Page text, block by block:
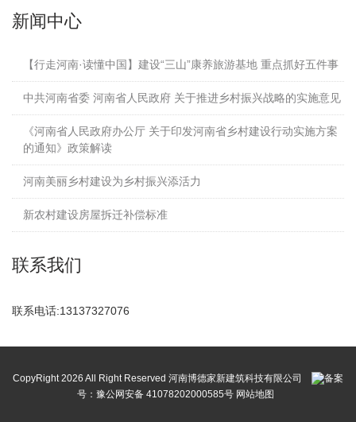
新闻中心
【行走河南·读懂中国】建设“三山”康养旅游基地 重点抓好五件事
中共河南省委 河南省人民政府 关于推进乡村振兴战略的实施意见
《河南省人民政府办公厅 关于印发河南省乡村建设行动实施方案
的通知》政策解读
河南美丽乡村建设为乡村振兴添活力
新农村建设房屋拆迁补偿标准
联系我们
联系电话:13137327076
CopyRight 2026 All Right Reserved 河南博德家新建筑科技有限公司
备案
号： 豫公网安备 41078202000585号 网站地图